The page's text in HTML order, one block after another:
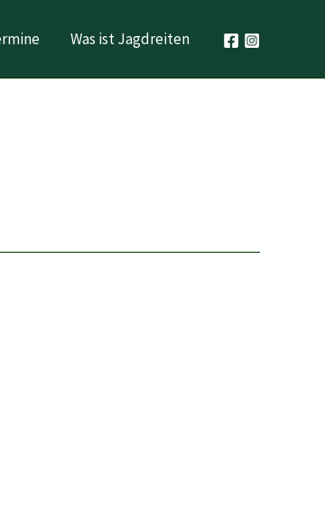
Was ist Jagdreiten